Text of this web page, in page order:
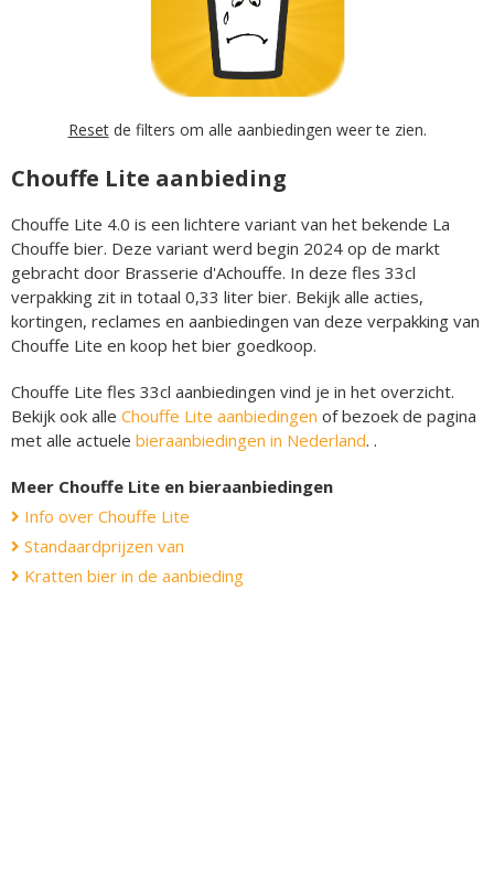
Resetde filters om alle aanbiedingen weer te zien.
Chouffe Lite aanbieding
Chouffe Lite 4.0 is een lichtere variant van het bekende La
Chouffe bier. Deze variant werd begin 2024 op de markt
gebracht door Brasserie d'Achouffe. In deze fles 33cl
verpakking zit in totaal 0,33 liter bier. Bekijk alle acties,
kortingen, reclames en aanbiedingen van deze verpakking van
Chouffe Lite en koop het bier goedkoop.
Chouffe Lite fles 33cl aanbiedingen vind je in het overzicht.
Bekijk ook alle Chouffe Lite aanbiedingen of bezoek de pagina
met alle actuele bieraanbiedingen in Nederland. .
Meer Chouffe Lite en bieraanbiedingen
Info over Chouffe Lite
Standaardprijzen van
Kratten bier in de aanbieding